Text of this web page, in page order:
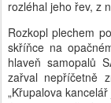
rozléhal jeho řev, z
Rozkopl plechem
skříňce na
hlaveň samopalů
zařval nepříčetně
„Křupalova